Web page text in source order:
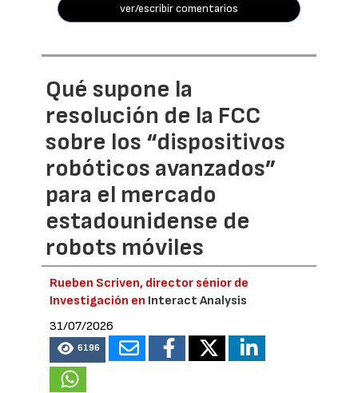
ver/escribir comentarios
Qué supone la
resolución de la FCC
sobre los “dispositivos
robóticos avanzados”
para el mercado
estadounidense de
robots móviles
Rueben Scriven, director sénior de
Investigación en Interact Analysis
31/07/2026
6196